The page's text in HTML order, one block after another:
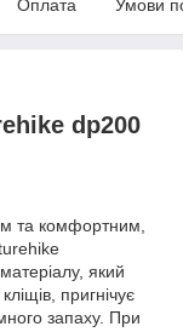
Оплата Умови
dp200
та комфортним,
який
пригнічує
запаху. При